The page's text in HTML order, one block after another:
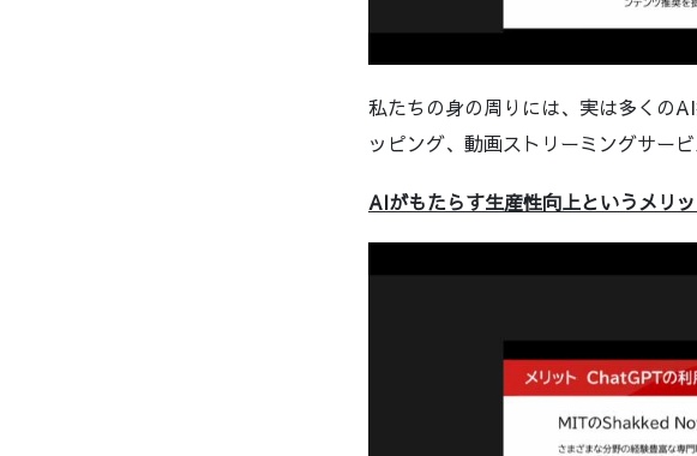
私たちの身の周りには、実は多くの
ッピング、動画ストリーミングサー
AIがもたらす生産性向上というメリ